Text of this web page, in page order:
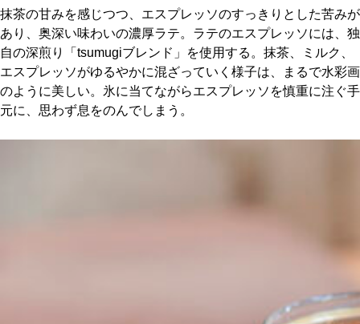
抹茶の甘みを感じつつ、エスプレッソのすっきりとした苦みが
あり、奥深い味わいの濃厚ラテ。ラテのエスプレッソには、独
自の深煎り「tsumugiブレンド」を使用する。抹茶、ミルク、
エスプレッソがゆるやかに混ざっていく様子は、まるで水彩画
のように美しい。氷に当てながらエスプレッソを慎重に注ぐ手
元に、思わず息をのんでしまう。